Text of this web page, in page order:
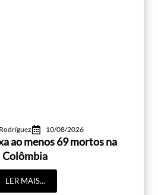
10/08/2026
ao menos 69 mortos na
Colômbia
LER MAIS...